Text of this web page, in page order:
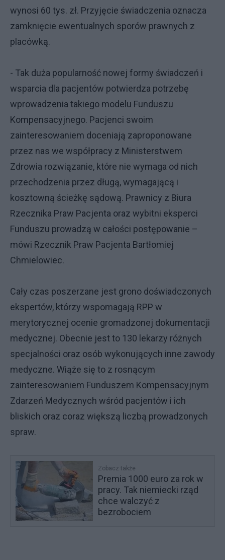
wynosi 60 tys. zł. Przyjęcie świadczenia oznacza
zamknięcie ewentualnych sporów prawnych z
placówką.
- Tak duża popularność nowej formy świadczeń i
wsparcia dla pacjentów potwierdza potrzebę
wprowadzenia takiego modelu Funduszu
Kompensacyjnego. Pacjenci swoim
zainteresowaniem doceniają zaproponowane
przez nas we współpracy z Ministerstwem
Zdrowia rozwiązanie, które nie wymaga od nich
przechodzenia przez długą, wymagającą i
kosztowną ścieżkę sądową. Prawnicy z Biura
Rzecznika Praw Pacjenta oraz wybitni eksperci
Funduszu prowadzą w całości postępowanie –
mówi Rzecznik Praw Pacjenta Bartłomiej
Chmielowiec.
Cały czas poszerzane jest grono doświadczonych
ekspertów, którzy wspomagają RPP w
merytorycznej ocenie gromadzonej dokumentacji
medycznej. Obecnie jest to 130 lekarzy różnych
specjalności oraz osób wykonujących inne zawody
medyczne. Wiąże się to z rosnącym
zainteresowaniem Funduszem Kompensacyjnym
Zdarzeń Medycznych wśród pacjentów i ich
bliskich oraz coraz większą liczbą prowadzonych
spraw.
Zobacz także
Premia 1000 euro za rok w
pracy. Tak niemiecki rząd
chce walczyć z
bezrobociem